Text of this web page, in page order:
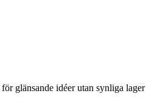
glänsande idéer utan synliga lager